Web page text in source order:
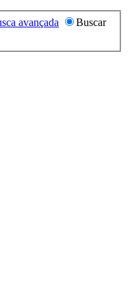
avançada
Buscar